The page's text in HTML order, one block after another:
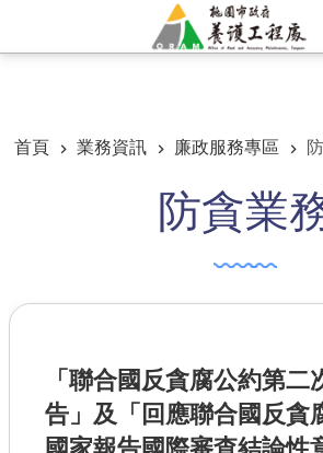
進階搜尋
便民服務
資訊公開
首頁
業務資訊 廉政服務專區
防貪業
「聯合國反貪腐公約第二
告」及「回應聯合國反貪